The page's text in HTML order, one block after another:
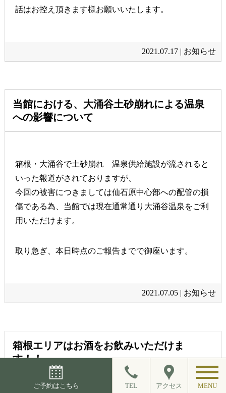
ご予約はこちら TEL アクセス MENU
話はお控え頂きます様お願いいたします。
2021.07.17 | お知らせ
当館における、大涌谷土砂崩れによる温泉
への影響について
箱根・大涌谷で土砂崩れ 温泉供給施設が流されると
いった報道がされておりますが、
今回の被害につきましては仙石原中心部への配管の損
傷である為、当館では現在通常通り大涌谷温泉をご利
用いただけます。
取り急ぎ、本日時点のご報告までで御座います。
2021.07.05 | お知らせ
箱根エリアはお酒をお飲みいただけま
す！！